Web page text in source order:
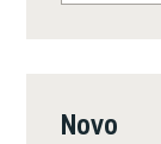
Novo